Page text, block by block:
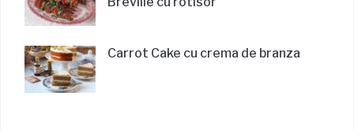
Carrot Cake cu crema de branza